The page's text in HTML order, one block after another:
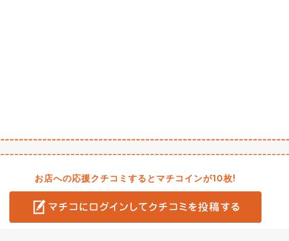
お店への応援クチコミするとマチコインが10枚!